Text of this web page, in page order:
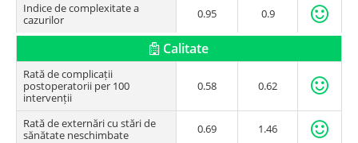
Indice de complexitate a
cazurilor
0.95 0.9
Calitate
Rată de complicații
postoperatorii per 100
intervenții
0.58 0.62
Rată de externări cu stări de
sănătate neschimbate
0.69 1.46